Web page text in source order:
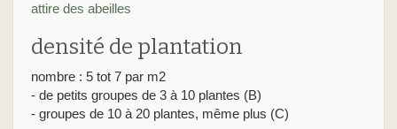
attire des abeilles
densité de plantation
nombre : 5 tot 7 par m2
- de petits groupes de 3 à 10 plantes (B)
- groupes de 10 à 20 plantes, même plus (C)